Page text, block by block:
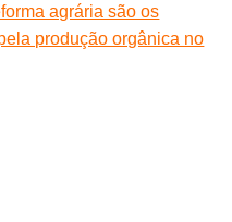
agrária são os
produção orgânica no